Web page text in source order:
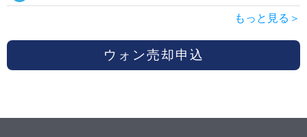
もっと見る＞
ウォン売却申込